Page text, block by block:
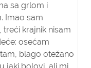
sa grlom i
Imao sam
krajnik nisam
osećam
blago otežano